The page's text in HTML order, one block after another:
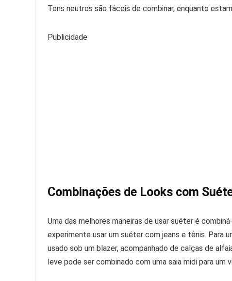
Tons neutros são fáceis de combinar, enquanto
Publicidade
Combinações de Looks com
Uma das melhores maneiras de usar suéter é
experimente usar um suéter com jeans e tênis. Para
usado sob um blazer, acompanhado de calças de
leve pode ser combinado com uma saia midi para um